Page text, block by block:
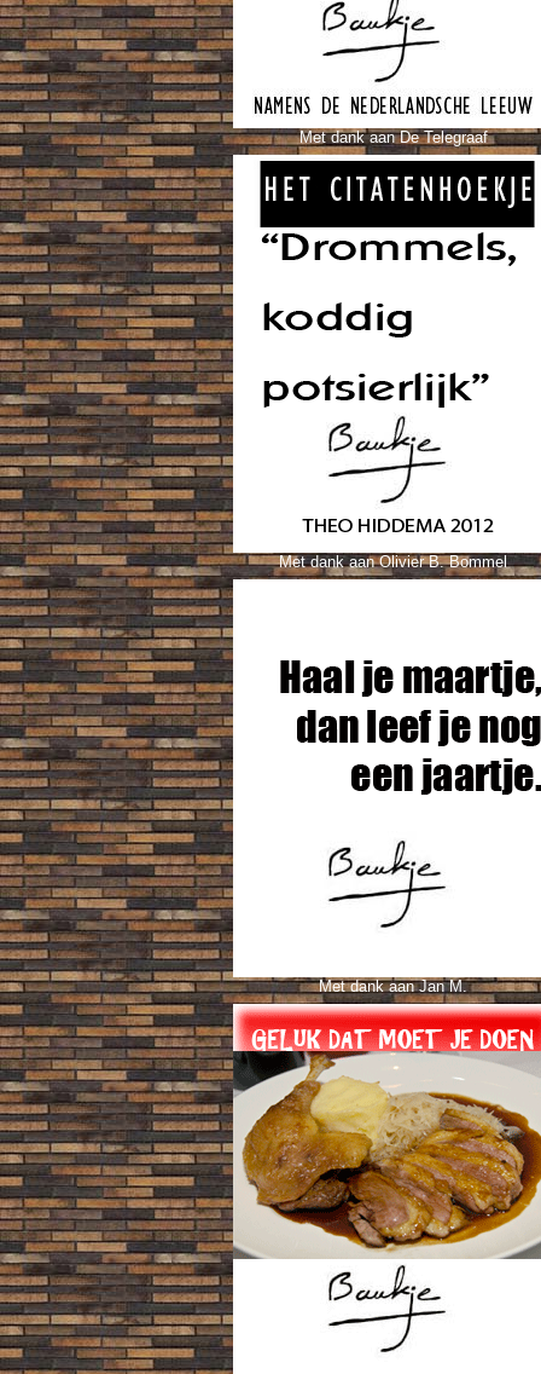
Met dank aan De Telegraaf
Met dank aan Olivier B. Bommel
Met dank aan Jan M.